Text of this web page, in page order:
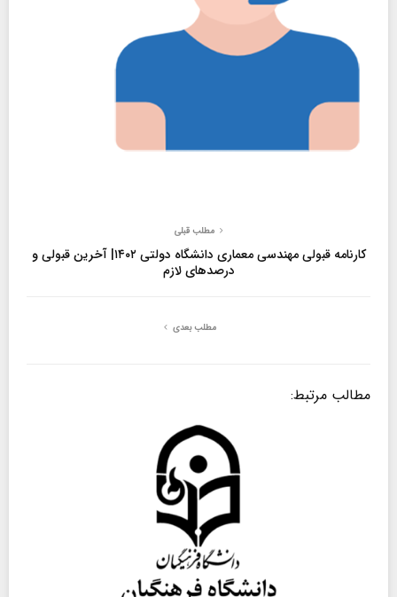
مطلب قبلی
کارنامه قبولی مهندسی معماری دانشگاه دولتی ۱۴۰۲| آخرین قبولی و
درصدهای لازم
مطلب بعدی
مطالب مرتبط: